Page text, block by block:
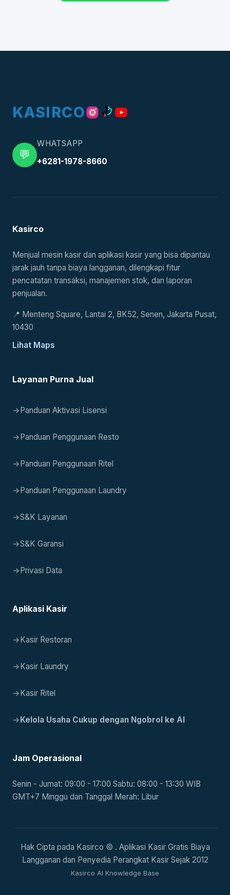
KASIRCO
💬
WHATSAPP
+6281-1978-8660
Kasirco
Menjual mesin kasir dan aplikasi kasir yang bisa dipantau
jarak jauh tanpa biaya langganan, dilengkapi fitur
pencatatan transaksi, manajemen stok, dan laporan
penjualan.
📍 Menteng Square, Lantai 2, BK52, Senen, Jakarta Pusat,
10430
Lihat Maps
Layanan Purna Jual
→Panduan Aktivasi Lisensi
→Panduan Penggunaan Resto
→Panduan Penggunaan Ritel
→Panduan Penggunaan Laundry
→S&K Layanan
→S&K Garansi
→Privasi Data
Aplikasi Kasir
→Kasir Restoran
→Kasir Laundry
→Kasir Ritel
→Kelola Usaha Cukup dengan Ngobrol ke AI
Jam Operasional
Senin - Jumat: 09:00 - 17:00 Sabtu: 08:00 - 13:30 WIB
GMT+7 Minggu dan Tanggal Merah: Libur
Hak Cipta pada Kasirco © . Aplikasi Kasir Gratis Biaya
Langganan dan Penyedia Perangkat Kasir Sejak 2012
Kasirco AI Knowledge Base